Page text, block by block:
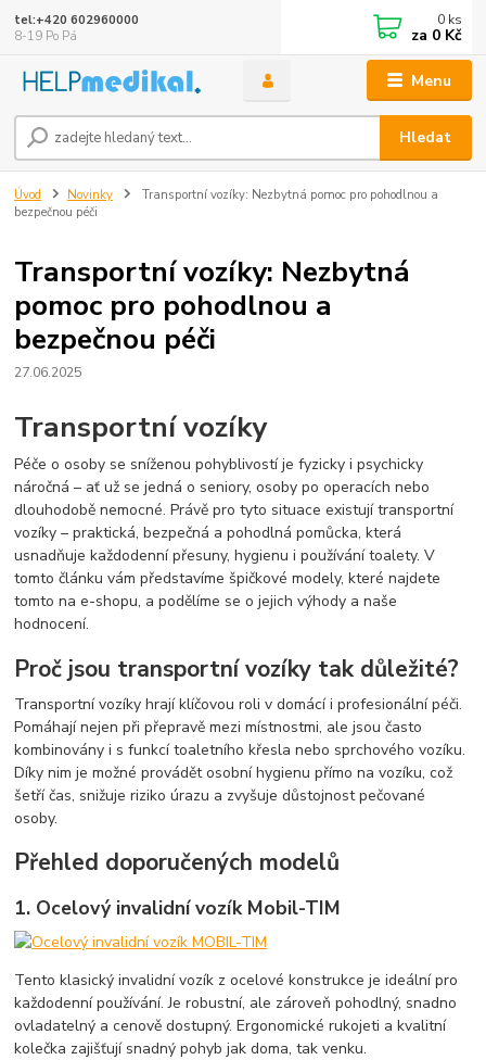
Menu
Hledat
tel:+420 602960000
8-19 Po Pá
0 ks
za 0 Kč
Úvod Novinky
Transportní vozíky: Nezbytná pomoc pro pohodlnou a
bezpečnou péči
Transportní vozíky: Nezbytná
pomoc pro pohodlnou a
bezpečnou péči
27.06.2025
Transportní vozíky
Péče o osoby se sníženou pohyblivostí je fyzicky i psychicky
náročná – ať už se jedná o seniory, osoby po operacích nebo
dlouhodobě nemocné. Právě pro tyto situace existují transportní
vozíky – praktická, bezpečná a pohodlná pomůcka, která
usnadňuje každodenní přesuny, hygienu i používání toalety. V
tomto článku vám představíme špičkové modely, které najdete
tomto na e-shopu, a podělíme se o jejich výhody a naše
hodnocení.
Proč jsou transportní vozíky tak důležité?
Transportní vozíky hrají klíčovou roli v domácí i profesionální péči.
Pomáhají nejen při přepravě mezi místnostmi, ale jsou často
kombinovány i s funkcí toaletního křesla nebo sprchového vozíku.
Díky nim je možné provádět osobní hygienu přímo na vozíku, což
šetří čas, snižuje riziko úrazu a zvyšuje důstojnost pečované
osoby.
Přehled doporučených modelů
1. Ocelový invalidní vozík Mobil-TIM
Tento klasický invalidní vozík z ocelové konstrukce je ideální pro
každodenní používání. Je robustní, ale zároveň pohodlný, snadno
ovladatelný a cenově dostupný. Ergonomické rukojeti a kvalitní
kolečka zajišťují snadný pohyb jak doma, tak venku.